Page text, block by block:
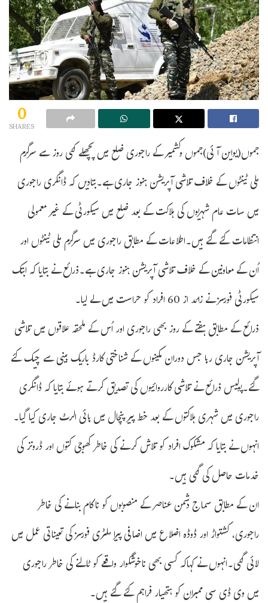
0
SHARES
جموں(یواین آئی)جموں وکشمیر کے راجوری ضلع میں پچھلے کئی روز سے سرگرم
ملی ٹینٹوں کے خلاف تلاشی آپریشن ہنوز جاری ہے۔بتادیں کہ ڈانگری راجوری
میں سات عام شہریوں کی ہلاکت کے بعد ضلع میں سیکورٹی کے غیر معمولی
انتظامات کئے گئے ہیں۔اطلاعات کے مطابق راجوری میں سرگرم ملی ٹینٹوں اور
اُن کے معاونین کے خلاف تلاشی آپریشن ہنوز جاری ہے۔ذرائع نے بتایا کہ ابتک
سیکورٹی فورسز نے زائد از 60 افراد کو حراست میں لے لیا۔
ذرائع کے مطابق ہفتے کے روز بھی راجوری اور اُس کے ملحقہ علاقوں میں تلاشی
آپریشن جاری رہا جس دوران مکینوں کے شناختی کارڈ باریک بینی سے چیک کئے
گئے۔پولیس ذرائع نے تلاشی کارروائیوں کی تصدیق کرتے ہوئے بتایا کہ ڈانگری
راجوری میں شہری ہلاکتوں کے بعد خط پیر پنچال میں ہائی الرٹ جاری کیا گیا۔
انہوں نے بتایا کہ مشکوک افراد کو تلاش کرنے کی خاطر کھوجی کتوں اور ڈرونز کی
خدمات حاصل کی گئی ہیں۔
ان کے مطابق سماج دشمن عناصر کے منصوبوں کو ناکام بنانے کی خاطر
راجوری، کشتواڑ اور ڈوڈہ اضلاع میں اضافی پیرا ملٹری فورسز کی تعیناتی عمل میں
لائی گئی۔انہوں نے کہاکہ کسی بھی ناخوشگوار واقعے کو ٹالنے کی خاطر راجوری
میں وی ڈی سی ممبران کو ہتھیار فراہم کئے گئے ہیں۔